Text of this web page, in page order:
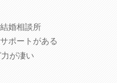
婚相談所
ポートがある
が凄い